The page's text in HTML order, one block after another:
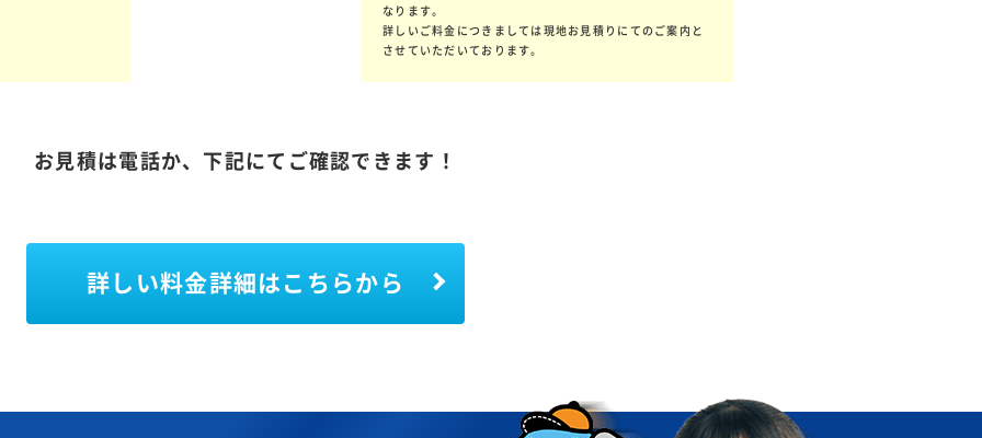
なります。
詳しいご料金につきましては現地お見積りにてのご案内と
させていただいております。
お見積は電話か、下記にてご確認できます！
詳しい料金詳細はこちらから